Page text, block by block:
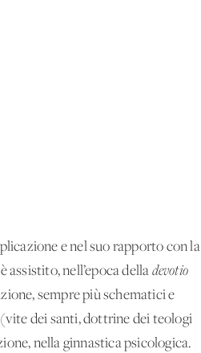
e nel suo rapporto con la
assistito, nell’epoca della devotio
sempre più schematici e
dei santi, dottrine dei teologi
nella ginnastica psicologica.